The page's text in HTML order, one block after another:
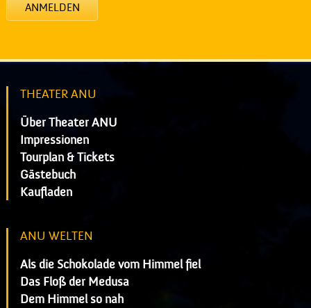
ANMELDEN
THEATER ANU
Über Theater ANU
Impressionen
Tourplan & Tickets
Gästebuch
Kaufladen
ANU WELTEN
Als die Schokolade vom Himmel fiel
Das Floß der Medusa
Dem Himmel so nah